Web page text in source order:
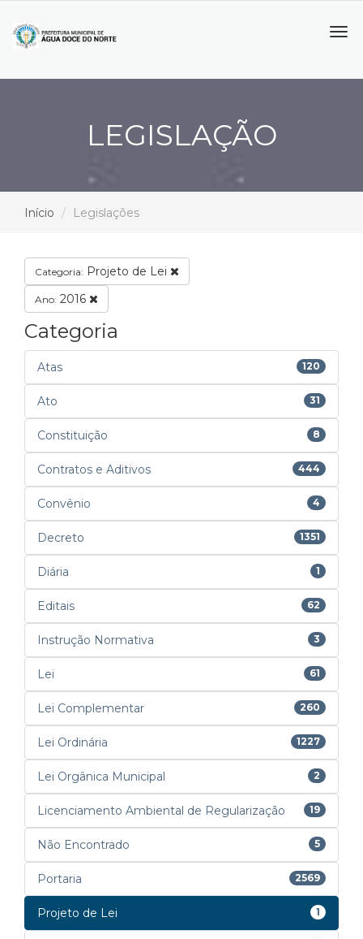
LEGISLAÇÃO
Início Legislações
Categoria: Projeto de Lei
Ano: 2016
Categoria
Atas 120
Ato 31
Constituição 8
Contratos e Aditivos 444
Convênio 4
Decreto 1351
Diária 1
Editais 62
Instrução Normativa 3
Lei 61
Lei Complementar 260
Lei Ordinária 1227
Lei Orgânica Municipal 2
Licenciamento Ambiental de Regularização 19
Não Encontrado 5
Portaria 2569
Projeto de Lei 1